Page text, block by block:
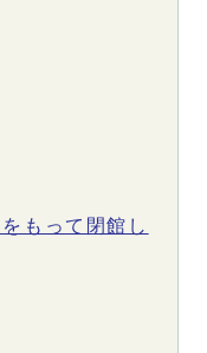
もって閉館し